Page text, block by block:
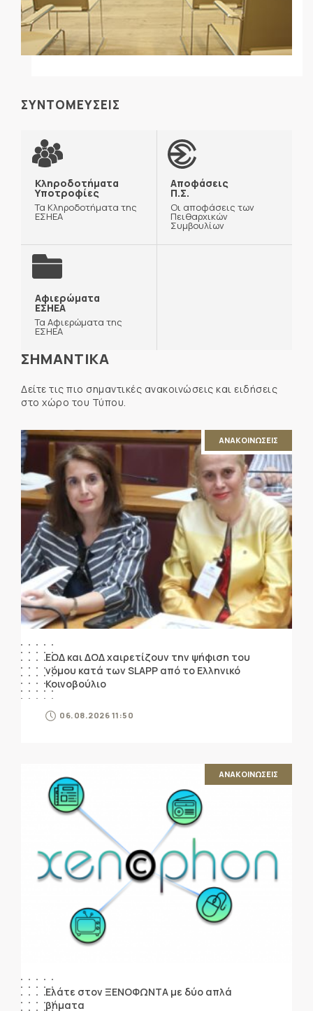
ΣΥΝΤΟΜΕΥΣΕΙΣ
Κληροδοτήματα
Υποτροφίες
Τα Κληροδοτήματα της
ΕΣΗΕΑ
Αποφάσεις
Π.Σ.
Οι αποφάσεις των
Πειθαρχικών
Συμβουλίων
Αφιερώματα
ΕΣΗΕΑ
Τα Αφιερώματα της
ΕΣΗΕΑ
ΣΗΜΑΝΤΙΚΑ
Δείτε τις πιο σημαντικές ανακοινώσεις και ειδήσεις
στο χώρο του Τύπου.
ΑΝΑΚΟΙΝΩΣΕΙΣ
ΕΟΔ και ΔΟΔ χαιρετίζουν την ψήφιση του
νόμου κατά των SLAPP από το Ελληνικό
Κοινοβούλιο
06.08.2026 11:50
ΑΝΑΚΟΙΝΩΣΕΙΣ
Ελάτε στον ΞΕΝΟΦΩΝΤΑ με δύο απλά
βήματα